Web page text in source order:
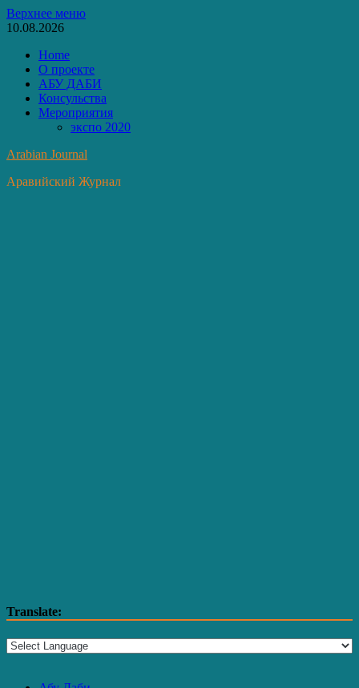
Перейти
к
Верхнее меню
10.08.2026
Home
О проекте
АБУ ДАБИ
Консульства
Мероприятия
экспо 2020
Arabian Journal
Аравийский Журнал
Translate: